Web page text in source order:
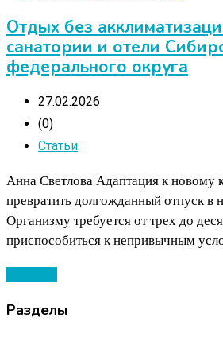
Отдых без
санатории и отели
федерального округа
27.02.2026
(0)
Статьи
Анна Светлова Адаптация к новому
превратить долгожданный отпуск в
Организму требуется от трех до
приспособиться к непривычным
Разделы